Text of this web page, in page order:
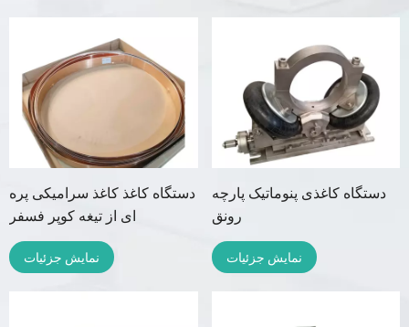
دستگاه کاغذ کاغذ سرامیکی پره
ای از تیغه کوپر فسفر
نمایش جزئیات
دستگاه کاغذی پنوماتیک پارچه
رونق
نمایش جزئیات